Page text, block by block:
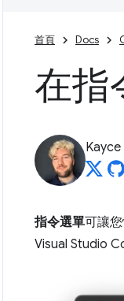
首頁 Docs
在指
指令選單可讓
Visual Studio